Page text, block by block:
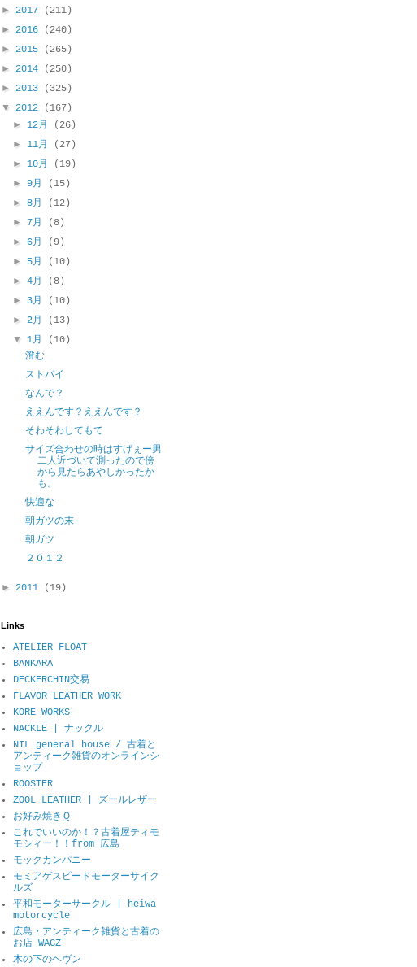
► 2017
(211)
► 2016
(240)
► 2015
(265)
► 2014
(250)
► 2013
(325)
▼ 2012
(167)
►12月
(26)
►11月
(27)
►10月
(19)
►9月
(15)
►8月
(12)
► 7月
(8)
► 6月
(9)
► 5月
(10)
►4月
(8)
► 3月
(10)
►2月
(13)
▼1月
(10)
澄む
ストバイ
なんで？
ええんです？ええんです？
そわそわしてもて
サイズ合わせの時はすげぇー男
二人近づいて測ったので傍
から見たらあやしかったか
も。
快適な
朝ガツの末
朝ガツ
２０１２
► 2011 (19)
Links
ATELIER FLOAT
BANKARA
DECKERCHIN交易
FLAVOR LEATHER WORK
KORE WORKS
NACKLE | ナックル
NIL general house / 古着と
アンティーク雑貨のオンラインシ
ョップ
ROOSTER
ZOOL LEATHER | ズールレザー
お好み焼きＱ
これでいいのか！？古着屋ティモ
モシィー！！from 広島
モックカンパニー
モミアゲスピードモーターサイク
ルズ
平和モーターサークル | heiwa
motorcycle
広島・アンティーク雑貨と古着の
お店 WAGZ
木の下のヘヴン